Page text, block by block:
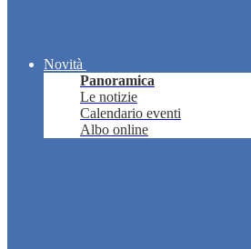
Novità
Panoramica
Le notizie
Calendario eventi
Albo online